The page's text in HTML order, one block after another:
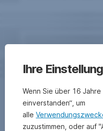
Warnhinweise
zum
Fonds
Ihre
Wenn Sie über 16
einverstanden“, um
alle
zuzustimmen, oder auf